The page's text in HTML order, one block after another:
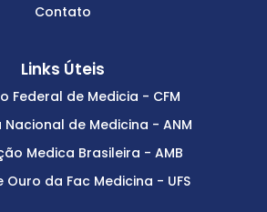
Contato
Links Úteis
Federal de Medicia - CFM
de Medicina - ANM
Medica Brasileira - AMB
Ouro da Fac Medicina - UFS